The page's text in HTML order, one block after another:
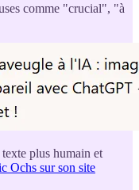
comme "crucial", "à
plus humain et
Ochs sur son site